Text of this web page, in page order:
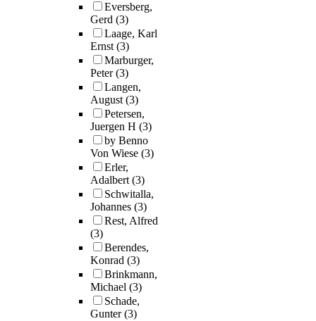
Eversberg,
Gerd (3)
Laage, Karl
Ernst(3)
Marburger,
Peter(3)
Langen,
August(3)
Petersen,
Juergen H (3)
by Benno
Von Wiese (3)
Erler,
Adalbert(3)
Schwitalla,
Johannes (3)
Rest, Alfred
(3)
Berendes,
Konrad (3)
Brinkmann,
Michael (3)
Schade,
Gunter(3)